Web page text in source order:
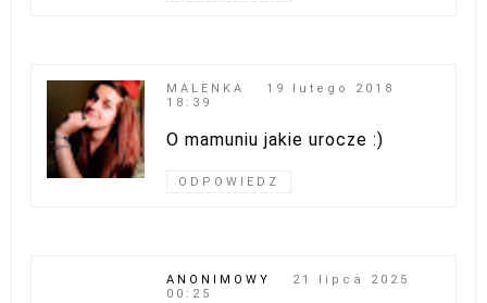
MALENKA
19 lutego 2018
18:39
O mamuniu jakie urocze :)
ODPOWIEDZ
ANONIMOWY
21 lipca 2025
00:25